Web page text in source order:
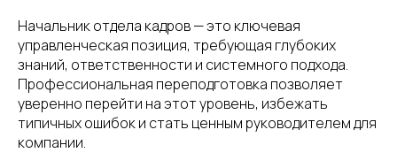
Начальник отдела кадров — это ключевая
управленческая позиция, требующая глубоких
знаний, ответственности и системного подхода.
Профессиональная переподготовка позволяет
уверенно перейти на этот уровень, избежать
типичных ошибок и стать ценным руководителем для
компании.